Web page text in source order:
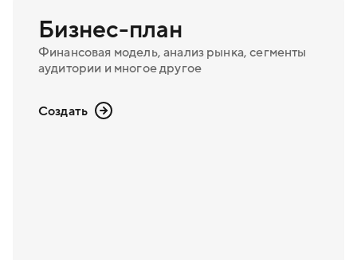
Бизнес-план
Финансовая модель, анализ рынка, сегменты
аудитории и многое другое
Создать